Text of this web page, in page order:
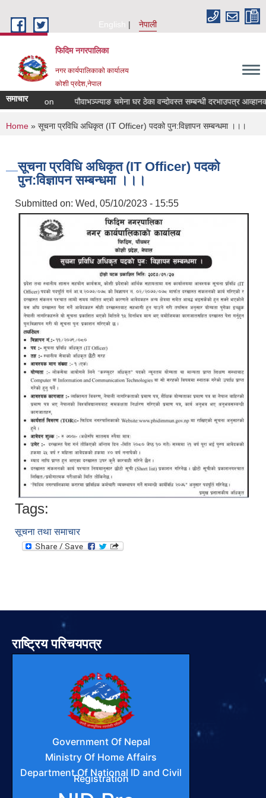
English
नेपाली
फिदिम नगरपालिका
नगर कार्यपालिकाको कार्यालय
कोशी प्रदेश,नेपाल
समाचार
Quotation पौवाभञ्ज्याङ चमेना घर ठेका वन्दोवस्त सम्बन्धी दरभाउपत्र
You are here
Home » सूचना प्रविधि अधिकृत (IT Officer) पदको पुन:विज्ञापन सम्बन्धमा ।।।
सूचना प्रविधि अधिकृत (IT Officer) पदको
पुन:विज्ञापन सम्बन्धमा ।।।
Submitted on: Wed, 05/10/2023 - 15:55
Tags:
सूचना तथा समाचार
राष्ट्रिय परिचयपत्र